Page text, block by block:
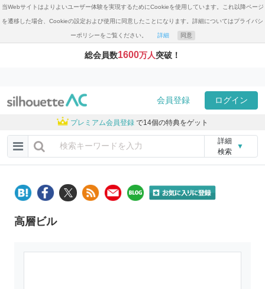
当Webサイトはよりよいユーザー体験を実現するためにCookieを使用しています。これ以降ページ
を遷移した場合、Cookieの設定および使用に同意したことになります。詳細についてはプライバシ
ーポリシーをご覧ください。 詳細 同意
総会員数1600万人突破！
会員登録 ログイン
プレミアム会員登録 で14個の特典をゲット
詳細
検索
▼
高層ビル